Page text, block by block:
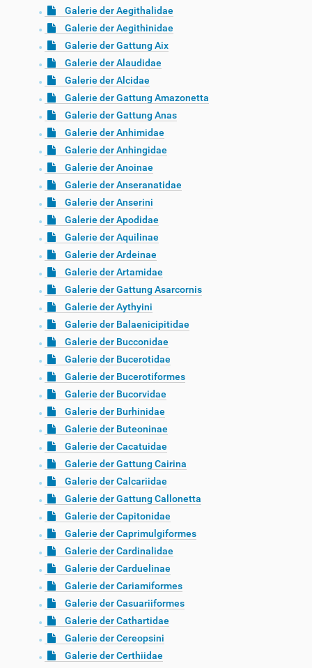
Galerie der Aegithalidae
Galerie der Aegithinidae
Galerie der Gattung Aix
Galerie der Alaudidae
Galerie der Alcidae
Galerie der Gattung Amazonetta
Galerie der Gattung Anas
Galerie der Anhimidae
Galerie der Anhingidae
Galerie der Anoinae
Galerie der Anseranatidae
Galerie der Anserini
Galerie der Apodidae
Galerie der Aquilinae
Galerie der Ardeinae
Galerie der Artamidae
Galerie der Gattung Asarcornis
Galerie der Aythyini
Galerie der Balaenicipitidae
Galerie der Bucconidae
Galerie der Bucerotidae
Galerie der Bucerotiformes
Galerie der Bucorvidae
Galerie der Burhinidae
Galerie der Buteoninae
Galerie der Cacatuidae
Galerie der Gattung Cairina
Galerie der Calcariidae
Galerie der Gattung Callonetta
Galerie der Capitonidae
Galerie der Caprimulgiformes
Galerie der Cardinalidae
Galerie der Carduelinae
Galerie der Cariamiformes
Galerie der Casuariiformes
Galerie der Cathartidae
Galerie der Cereopsini
Galerie der Certhiidae